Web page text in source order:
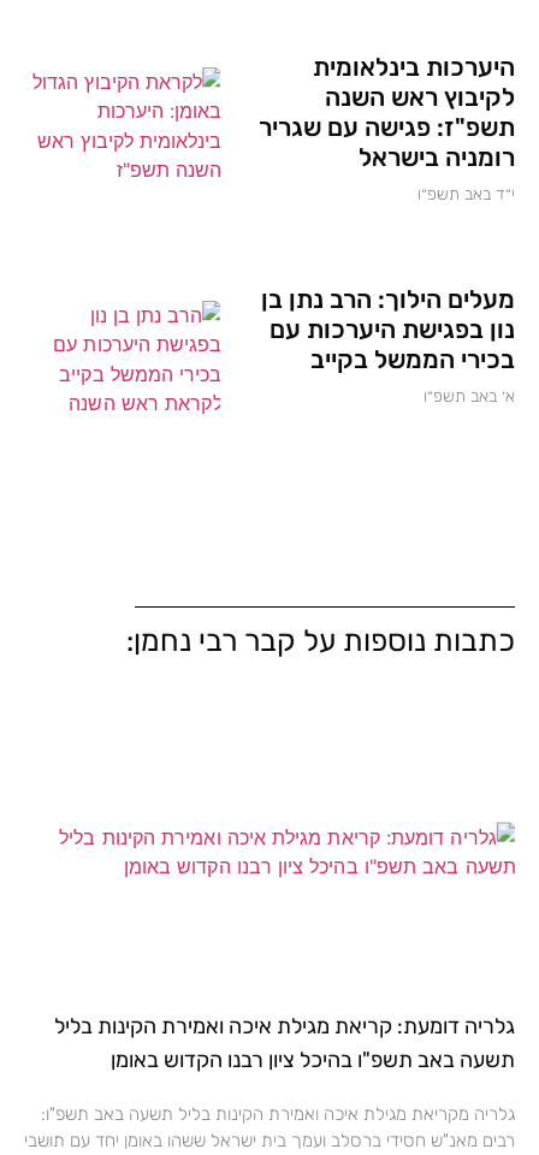
היערכות בינלאומית
לקיבוץ ראש השנה
תשפ"ז: פגישה עם שגריר
רומניה בישראל
י״ד באב תשפ״ו
מעלים הילוך: הרב נתן בן
נון בפגישת היערכות עם
בכירי הממשל בקייב
א׳ באב תשפ״ו
כתבות נוספות על קבר רבי נחמן:
גלריה דומעת: קריאת מגילת איכה ואמירת הקינות בליל
תשעה באב תשפ"ו בהיכל ציון רבנו הקדוש באומן
גלריה מקריאת מגילת איכה ואמירת הקינות בליל תשעה באב תשפ"ו:
רבים מאנ"ש חסידי ברסלב ועמך בית ישראל ששהו באומן יחד עם תושבי